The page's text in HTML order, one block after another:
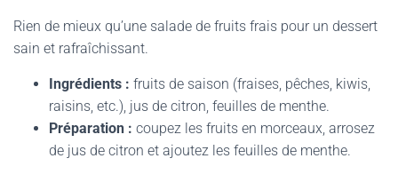
Rien de mieux qu’une salade de fruits frais pour un dessert
sain et rafraîchissant.
Ingrédients : fruits de saison (fraises, pêches, kiwis,
raisins, etc.), jus de citron, feuilles de menthe.
Préparation : coupez les fruits en morceaux, arrosez
de jus de citron et ajoutez les feuilles de menthe.